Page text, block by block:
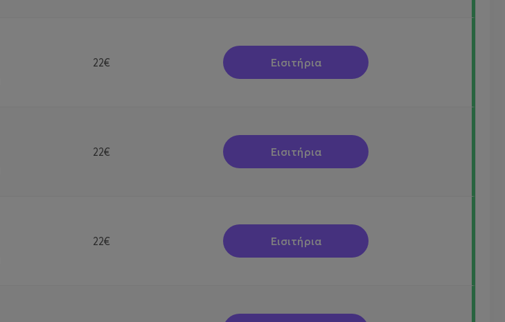
22€ Εισιτήρια
22€ Εισιτήρια
22€ Εισιτήρια